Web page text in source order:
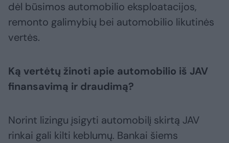
dėl būsimos automobilio eksploatacijos,
remonto galimybių bei automobilio likutinės
vertės.
Ką vertėtų žinoti apie automobilio iš JAV
finansavimą ir draudimą?
Norint lizingu įsigyti automobilį skirtą JAV
rinkai gali kilti keblumų. Bankai šiems